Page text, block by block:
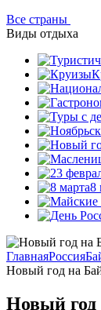
Все страны
Виды отдыха
8
ГлавнаяРоссия
Новый год на
Новый год